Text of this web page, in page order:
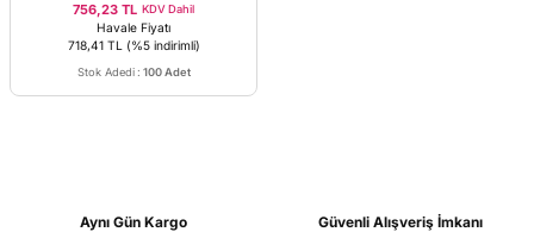
756,23 TL KDV Dahil
Havale Fiyatı
718,41 TL
(%5 indirimli)
Stok Adedi : 100 Adet
Aynı Gün Kargo
Güvenli Alışveriş İmkanı